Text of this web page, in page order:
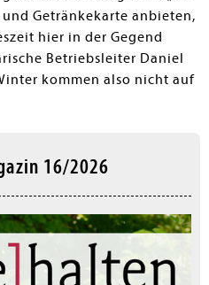
Getränkekarte anbieten,
hier in der Gegend
Betriebsleiter Daniel
kommen also nicht auf
16/2026